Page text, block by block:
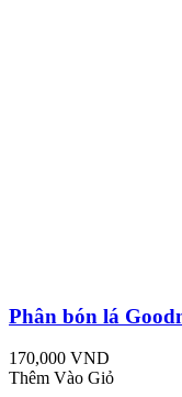
Phân bón lá
170,000 VND
Thêm Vào Giỏ